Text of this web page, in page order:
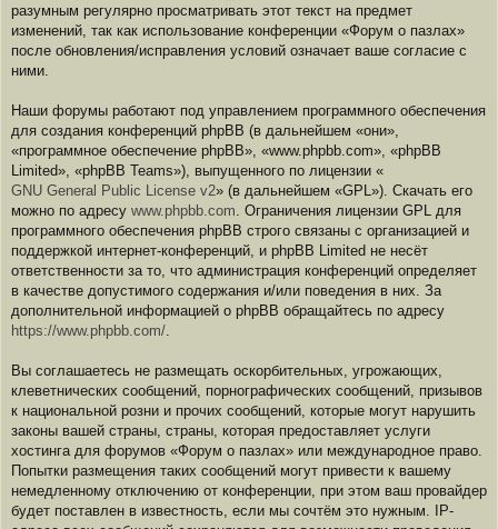
разумным регулярно просматривать этот текст на предмет
изменений, так как использование конференции «Форум о пазлах»
после обновления/исправления условий означает ваше согласие с
ними.
Наши форумы работают под управлением программного обеспечения
для создания конференций phpBB (в дальнейшем «они»,
«программное обеспечение phpBB», «www.phpbb.com», «phpBB
Limited», «phpBB Teams»), выпущенного по лицензии «
GNU General Public License v2» (в дальнейшем «GPL»). Скачать его
можно по адресу www.phpbb.com . Ограничения лицензии GPL для
программного обеспечения phpBB строго связаны с организацией и
поддержкой интернет-конференций, и phpBB Limited не несёт
ответственности за то, что администрация конференций определяет
в качестве допустимого содержания и/или поведения в них. За
дополнительной информацией о phpBB обращайтесь по адресу
https://www.phpbb.com/
Вы соглашаетесь не размещать оскорбительных, угрожающих,
клеветнических сообщений, порнографических сообщений, призывов
к национальной розни и прочих сообщений, которые могут нарушить
законы вашей страны, страны, которая предоставляет услуги
хостинга для форумов «Форум о пазлах» или международное право.
Попытки размещения таких сообщений могут привести к вашему
немедленному отключению от конференции, при этом ваш провайдер
будет поставлен в известность, если мы сочтём это нужным. IP-